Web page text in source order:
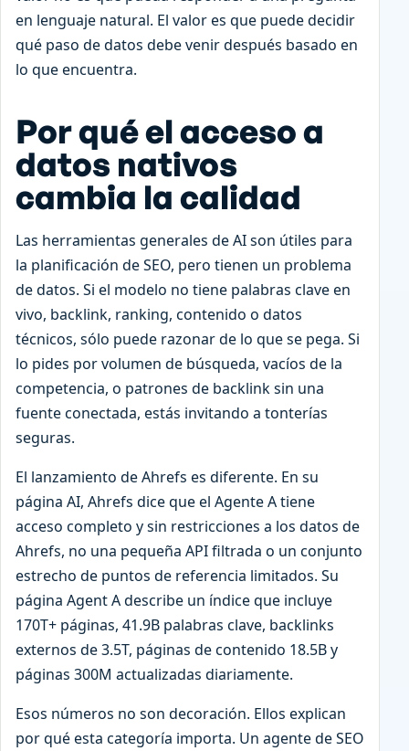
en lenguaje natural. El valor es que puede decidir
qué paso de datos debe venir después basado en
lo que encuentra.
Por qué el acceso a
datos nativos
cambia la calidad
Las herramientas generales de AI son útiles para
la planificación de SEO, pero tienen un problema
de datos. Si el modelo no tiene palabras clave en
vivo, backlink, ranking, contenido o datos
técnicos, sólo puede razonar de lo que se pega. Si
lo pides por volumen de búsqueda, vacíos de la
competencia, o patrones de backlink sin una
fuente conectada, estás invitando a tonterías
seguras.
El lanzamiento de Ahrefs es diferente. En su
página AI, Ahrefs dice que el Agente A tiene
acceso completo y sin restricciones a los datos de
Ahrefs, no una pequeña API filtrada o un conjunto
estrecho de puntos de referencia limitados. Su
página Agent A describe un índice que incluye
170T+ páginas, 41.9B palabras clave, backlinks
externos de 3.5T, páginas de contenido 18.5B y
páginas 300M actualizadas diariamente.
Esos números no son decoración. Ellos explican
por qué esta categoría importa. Un agente de SEO